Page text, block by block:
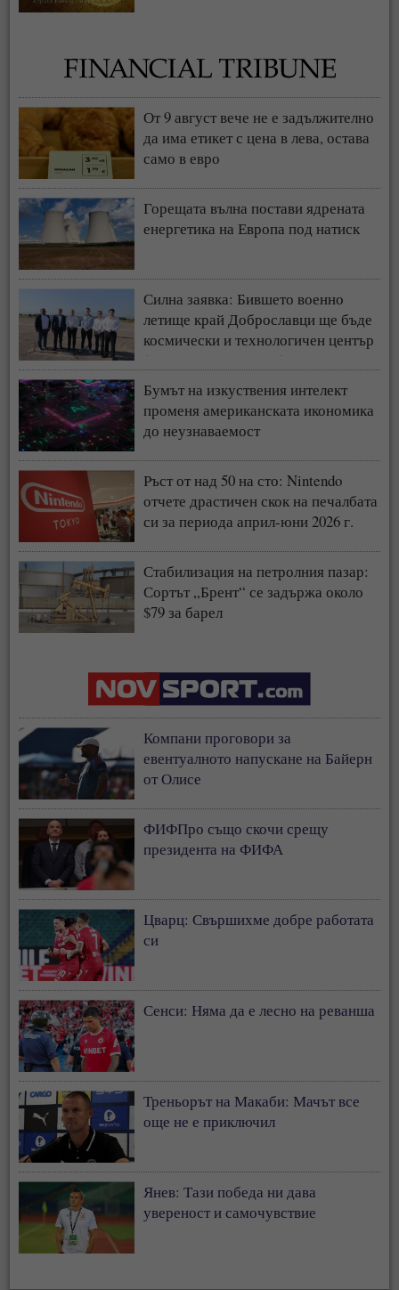
От 9 август вече не е задължително
да има етикет с цена в лева, остава
само в евро
Горещата вълна постави ядрената
енергетика на Европа под натиск
Силна заявка: Бившето военно
летище край Доброславци ще бъде
космически и технологичен център
(СНИМКИ + ВИДЕО)
Бумът на изкуствения интелект
променя американската икономика
до неузнаваемост
Ръст от над 50 на сто: Nintendo
отчете драстичен скок на печалбата
си за периода април-юни 2026 г.
Стабилизация на петролния пазар:
Сортът „Брент“ се задържа около
$79 за барел
Компани проговори за
евентуалното напускане на Байерн
от Олисе
ФИФПро също скочи срещу
президента на ФИФА
Цварц: Свършихме добре работата
си
Сенси: Няма да е лесно на реванша
Треньорът на Макаби: Мачът все
още не е приключил
Янев: Тази победа ни дава
увереност и самочувствие